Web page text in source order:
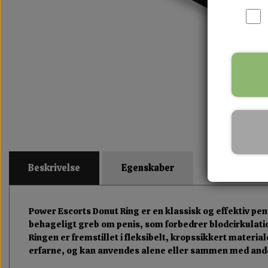
Beskrivelse Egenskaber
Power Escorts Donut Ring er en klassisk og effektiv
behageligt greb om penis, som forbedrer
Ringen er fremstillet i fleksibelt, kropssikkert
erfarne, og kan anvendes alene eller sammen med